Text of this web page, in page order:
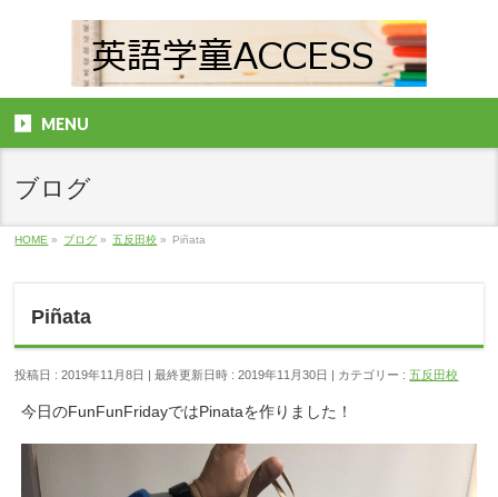
MENU
ブログ
HOME » ブログ » 五反田校 » Piñata
Piñata
投稿日 : 2019年11月8日 最終更新日時 : 2019年11月30日 カテゴリー :五反田校
今日のFunFunFridayではPinataを作りました！